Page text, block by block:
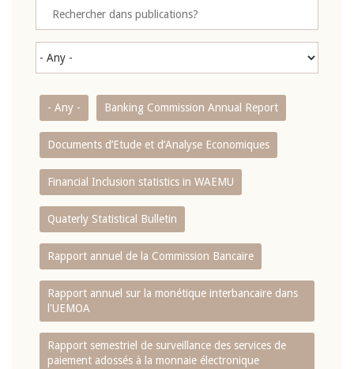
- Any - Banking Commission Annual Report
Documents d’Etude et d’Analyse Economiques
Financial Inclusion statistics in WAEMU
Quaterly Statistical Bulletin
Rapport annuel de la Commission Bancaire
Rapport annuel sur la monétique interbancaire dans
l'UEMOA
Rapport semestriel de surveillance des services de
paiement adossés à la monnaie électronique